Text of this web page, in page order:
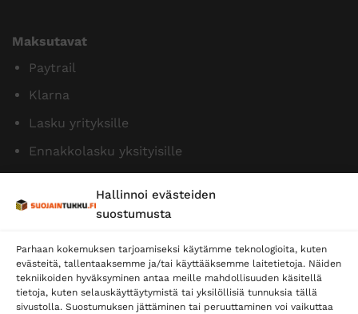
Hallinnoi evästeiden
suostumusta
Parhaan kokemuksen tarjoamiseksi käytämme teknologioita, kuten
evästeitä, tallentaaksemme ja/tai käyttääksemme laitetietoja. Näiden
tekniikoiden hyväksyminen antaa meille mahdollisuuden käsitellä
tietoja, kuten selauskäyttäytymistä tai yksilöllisiä tunnuksia tällä
sivustolla. Suostumuksen jättäminen tai peruuttaminen voi vaikuttaa
Maksutavat
Paytrail
Klarna
Lasku yrityksille
Ennakkolasku yksityisille
Toimitustavat